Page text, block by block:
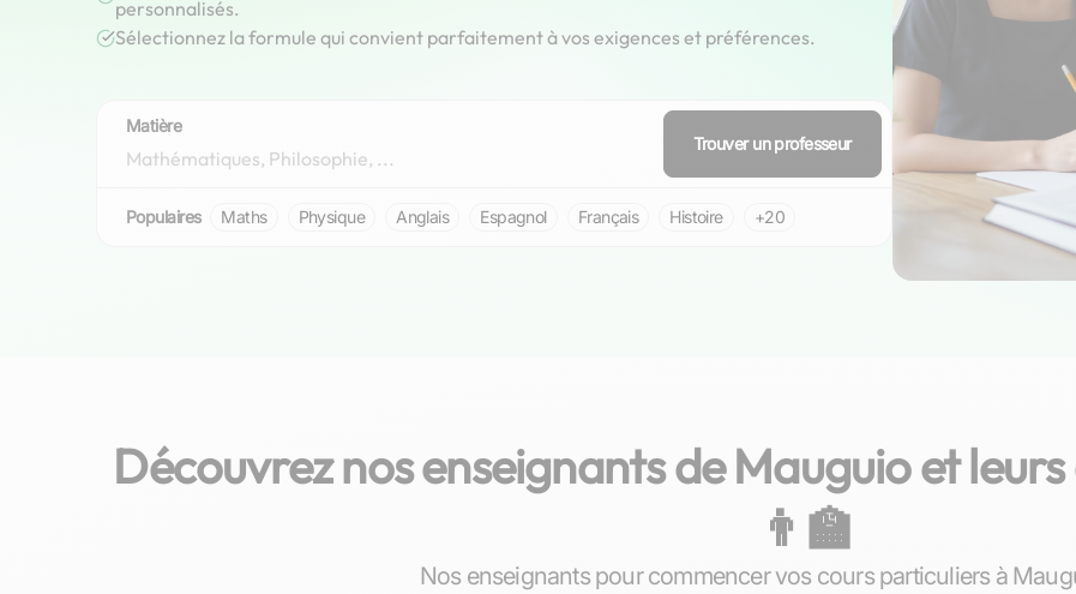
personnalisés.
Sélectionnez la formule qui convient parfaitement à vos exigences et préférences.
Matière
Trouver un professeur
Populaires Maths Physique Anglais Espagnol Français Histoire +20
Découvrez nos enseignants de Mauguio et
👨‍🏫
Nos enseignants pour commencer vos cours particuliers à